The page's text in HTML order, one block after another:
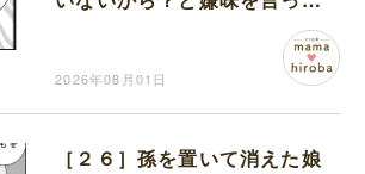
2026年08月01日
［２６］孫を置いて消えた娘